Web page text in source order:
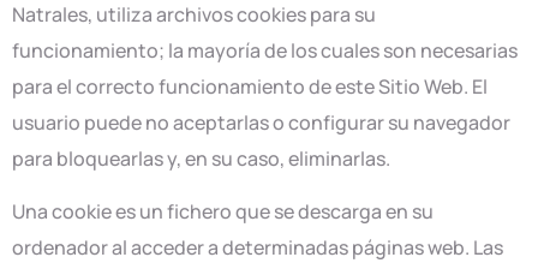
Natrales, utiliza archivos cookies para su
funcionamiento; la mayoría de los cuales son necesarias
para el correcto funcionamiento de este Sitio Web. El
usuario puede no aceptarlas o configurar su navegador
para bloquearlas y, en su caso, eliminarlas.
Una cookie es un fichero que se descarga en su
ordenador al acceder a determinadas páginas web. Las